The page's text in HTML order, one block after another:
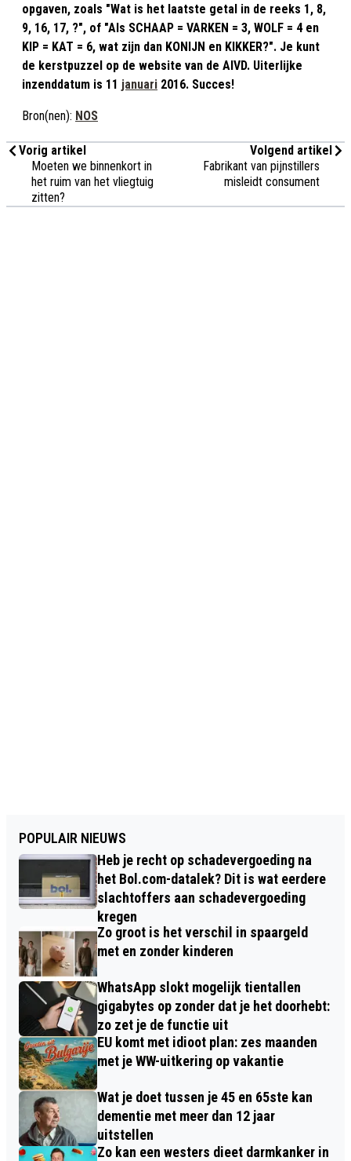
opgaven, zoals "Wat is het laatste getal in de reeks 1, 8,
9, 16, 17, ?", of "Als SCHAAP = VARKEN = 3, WOLF = 4 en
KIP = KAT = 6, wat zijn dan KONIJN en KIKKER?". Je kunt
de kerstpuzzel op de website van de AIVD. Uiterlijke
inzenddatum is 11 januari 2016. Succes!
Bron(nen): NOS
Vorig artikel
Moeten we binnenkort in
het ruim van het vliegtuig
zitten?
Volgend artikel
Fabrikant van pijnstillers
misleidt consument
POPULAIR NIEUWS
Heb je recht op schadevergoeding na
het Bol.com-datalek? Dit is wat eerdere
slachtoffers aan schadevergoeding
kregen
Zo groot is het verschil in spaargeld
met en zonder kinderen
WhatsApp slokt mogelijk tientallen
gigabytes op zonder dat je het doorhebt:
zo zet je de functie uit
EU komt met idioot plan: zes maanden
met je WW-uitkering op vakantie
Wat je doet tussen je 45 en 65ste kan
dementie met meer dan 12 jaar
uitstellen
Zo kan een westers dieet darmkanker in